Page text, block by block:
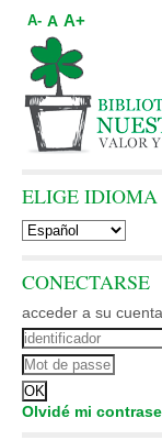
A- A A+
ELIGE IDIOMA
CONECTARSE
acceder a su
Olvidé mi